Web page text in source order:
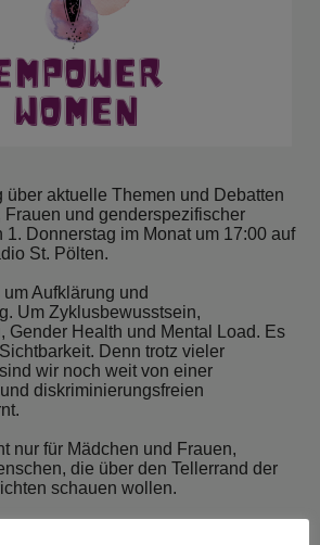
über aktuelle Themen und Debatten
Frauen und genderspezifischer
1. Donnerstag im Monat um 17:00 auf
St. Pölten.
Aufklärung und
Um Zyklusbewusstsein,
Gender Health und Mental Load. Es
Denn trotz vieler
wir noch weit von einer
diskriminierungsfreien
nur für Mädchen und Frauen,
die über den Tellerrand der
schauen wollen.